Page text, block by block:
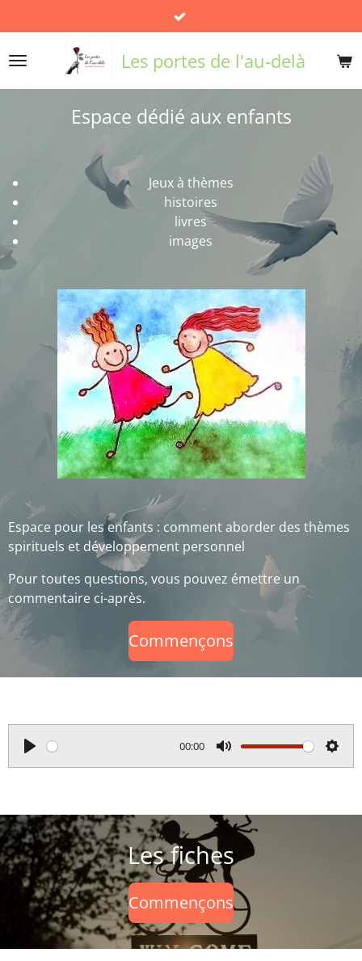
au
contenu
Les portes de l'au-delà
Espace dédié aux enfants
Jeux à thèmes
histoires
livres
images
Espace pour les enfants : comment aborder des thèmes
spirituels et développement personnel
Pour toutes questions, vous pouvez émettre un
commentaire ci-après.
Commençons
P
y
00:00
M
e
S
Les fiches
Commençons